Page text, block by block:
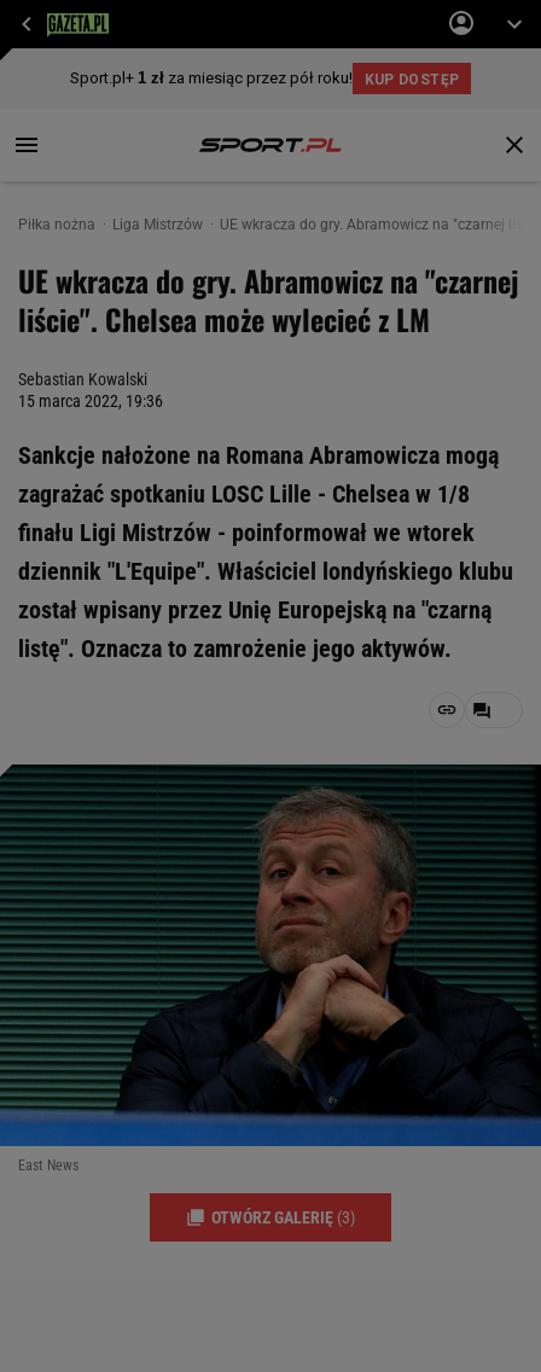
Piłka nożna Liga Mistrzów UE wkracza do gry. Abramowicz na "czarnej
UE wkracza do gry. Abramowicz na "czarnej
liście". Chelsea może wylecieć z LM
Sebastian Kowalski
15 marca 2022, 19:36
Sankcje nałożone na Romana Abramowicza mogą
zagrażać spotkaniu LOSC Lille - Chelsea w 1/8
finału Ligi Mistrzów - poinformował we wtorek
dziennik "L'Equipe". Właściciel londyńskiego klubu
został wpisany przez Unię Europejską na "czarną
listę". Oznacza to zamrożenie jego aktywów.
East News
OTWÓRZ GALERIĘ (3)